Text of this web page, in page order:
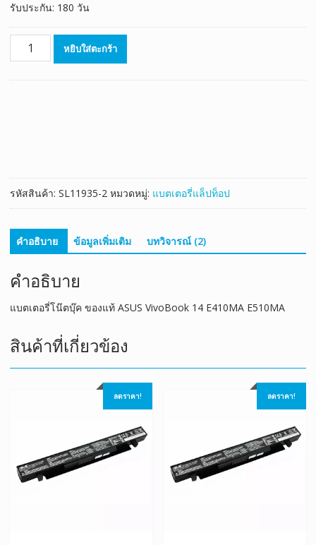
รับประกัน: 180 วัน
จำนวน
E410MA
E510MA
ชิ้น
หยิบใส่ตะกร้า
รหัสสินค้า: SL11935-2 หมวดหมู่: แบตเตอรี่แล็ปท็อป
คำอธิบาย ข้อมูลเพิ่มเติม บทวิจารณ์ (2)
คำอธิบาย
แบตเตอรี่โน๊ตบุ๊ค ของแท้ ASUS VivoBook 14 E410MA E510MA
สินค้าที่เกี่ยวข้อง
ลดราคา! ลดราคา!